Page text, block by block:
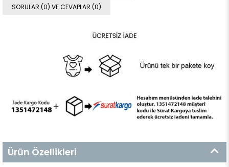
SORULAR (0) VE CEVAPLAR (0)
Ürün Özellikleri